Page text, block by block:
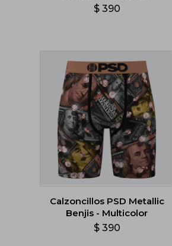
$ 390
Calzoncillos PSD Metallic
Benjis - Multicolor
$ 390